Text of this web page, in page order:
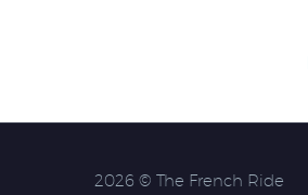
2026 © The French Ride